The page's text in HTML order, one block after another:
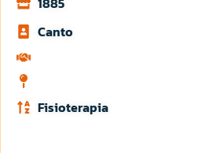
Canto
Fisioterapia